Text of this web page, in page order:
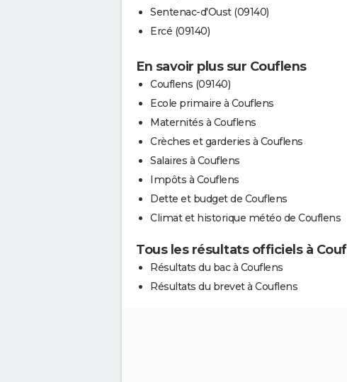
Sentenac-d'Oust (09140)
Ercé (09140)
En savoir plus sur Couflens
Couflens (09140)
Ecole primaire à Couflens
Maternités à Couflens
Crèches et garderies à Couflens
Salaires à Couflens
Impôts à Couflens
Dette et budget de Couflens
Climat et historique météo de Couflens
Tous les résultats officiels à
Résultats du bac à Couflens
Résultats du brevet à Couflens